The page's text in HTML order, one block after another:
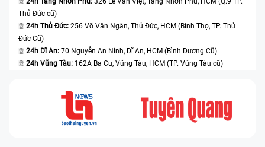
Thủ Đức cũ)
24h Thủ Đức: 256 Võ Văn Ngân, Thủ Đức, HCM (Bình Thọ, TP. Thủ
Đức Cũ)
24h Dĩ An: 70 Nguyễn An Ninh, Dĩ An, HCM (Bình Dương Cũ)
24h Vũng Tàu: 162A Ba Cu, Vũng Tàu, HCM (TP. Vũng Tàu cũ)